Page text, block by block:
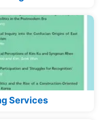
Services